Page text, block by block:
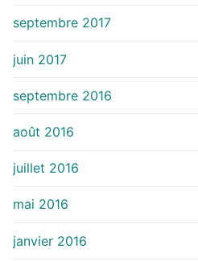
septembre 2017
juin 2017
septembre 2016
août 2016
juillet 2016
mai 2016
janvier 2016